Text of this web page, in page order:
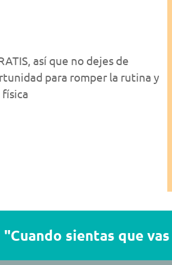
así que no dejes de
para romper la rutina y
"Cuando sientas que